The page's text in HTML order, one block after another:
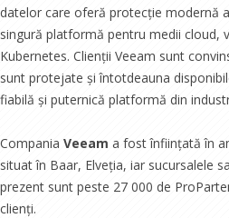
datelor care oferă protecție modernă
singură platformă pentru medii cloud,
Kubernetes. Clienții Veeam sunt
sunt protejate și întotdeauna
fiabilă și puternică platformă din
Compania Veeam a fost înființată în
situat în Baar, Elveția, iar sucursalele
prezent sunt peste 27 000 de
clienți.